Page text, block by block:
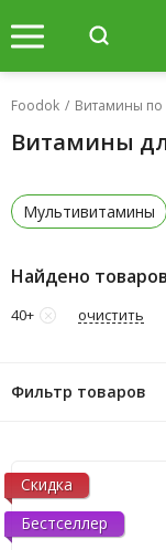
Foodok / Витамины
Витамины
Мультивитамины
Найдено
40+ очистить
Фильтр товаров
Скидка
Бестселлер